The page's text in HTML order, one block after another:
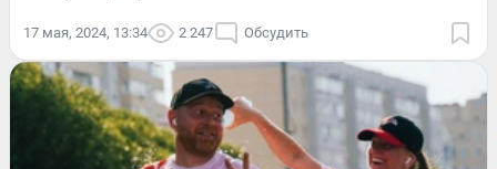
17 мая, 2024, 13:34 2 247 Обсудить